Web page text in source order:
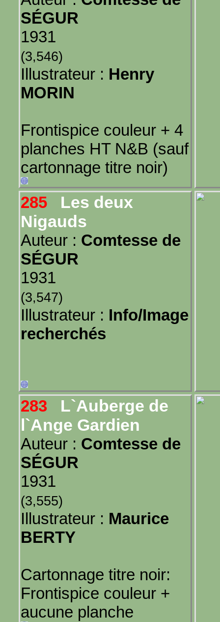
SÉGUR
1931
(3,546)
Illustrateur : Henry
MORIN
Frontispice couleur + 4
planches HT N&B (sauf
cartonnage titre noir)
285
Les deux
Nigauds
Auteur : Comtesse de
SÉGUR
1931
(3,547)
Illustrateur : Info/Image
recherchés
283
L`Auberge de
l`Ange Gardien
Auteur : Comtesse de
SÉGUR
1931
(3,555)
Illustrateur : Maurice
BERTY
Cartonnage titre noir:
Frontispice couleur +
aucune planche